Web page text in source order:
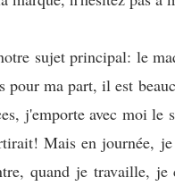
sujet principal: le
pour ma part, il est
j'emporte avec moi le
Mais en journée,
quand je travaille, je